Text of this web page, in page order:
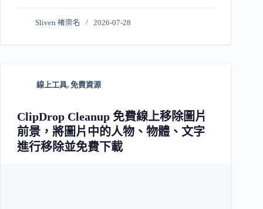
Sliven 褚崇名 2026-07-28
線上工具, 免費資源
ClipDrop Cleanup 免費線上移除圖片
前景，將圖片中的人物、物體、文字
進行移除並免費下載